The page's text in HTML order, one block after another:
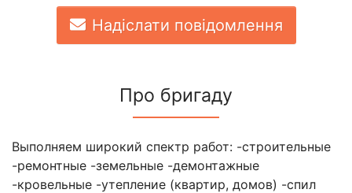
Надіслати повідомлення
Про бригаду
Выполняем широкий спектр работ: -строительные
-ремонтные -земельные -демонтажные
-кровельные -утепление (квартир, домов) -спил